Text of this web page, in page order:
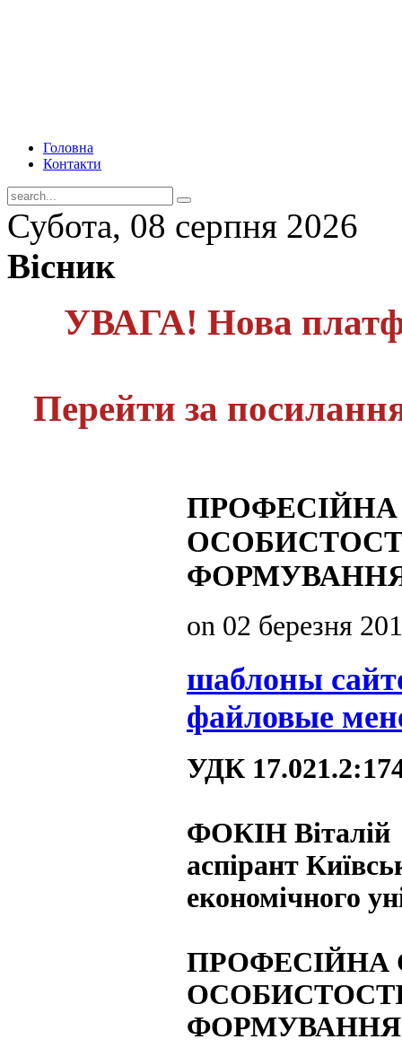
Головна
Контакти
Субота, 08 серпня 2026
Вісник
УВАГА! Нова
Перейти за
on 02 березня
шаблоны
файловые
УДК
ФОКІН Віталій
аспірант
економічного
ПРОФЕСІЙНА
ФОРМУВАННЯ